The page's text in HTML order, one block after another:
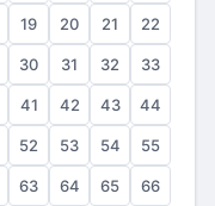
19 20 21 22
30 31 32 33
41 42 43 44
52 53 54 55
63 64 65 66